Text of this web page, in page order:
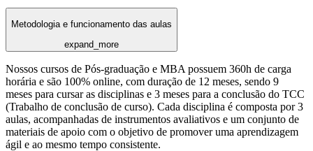
Metodologia e funcionamento das aulas
expand_more
Nossos cursos de Pós-graduação e MBA possuem 360h de carga
horária e são 100% online, com duração de 12 meses, sendo 9
meses para cursar as disciplinas e 3 meses para a conclusão do TCC
(Trabalho de conclusão de curso). Cada disciplina é composta por 3
aulas, acompanhadas de instrumentos avaliativos e um conjunto de
materiais de apoio com o objetivo de promover uma aprendizagem
ágil e ao mesmo tempo consistente.